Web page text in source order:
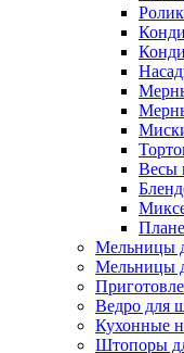
Весы
Мельницы
Мельницы
Ведро для
Кухонные
Штопоры